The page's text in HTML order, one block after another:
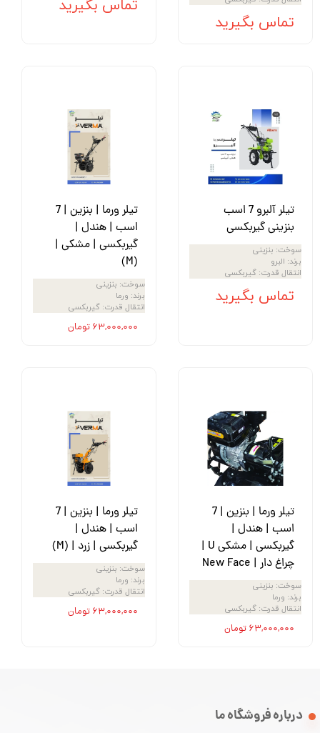
تماس بگیرید
تماس بگیرید
تیلر آلبرو 7 اسب
بنزینی گیربکسی
سوخت: بنزینی
برند: البرو
انتقال قدرت: گیربکسی
تماس بگیرید
تیلر ورما | بنزین | 7
اسب | هندل |
گیربکسی | مشکی |
(M)
سوخت: بنزینی
برند: ورما
انتقال قدرت: گیربکسی
۶۳,۰۰۰,۰۰۰ تومان
تیلر ورما | بنزین | 7
اسب | هندل |
گیربکسی | مشکی U |
چراغ دار | New Face
سوخت: بنزینی
برند: ورما
انتقال قدرت: گیربکسی
۶۳,۰۰۰,۰۰۰ تومان
تیلر ورما | بنزین | 7
اسب | هندل |
گیربکسی | زرد | (M)
سوخت: بنزینی
برند: ورما
انتقال قدرت: گیربکسی
۶۳,۰۰۰,۰۰۰ تومان
درباره فروشگاه ما